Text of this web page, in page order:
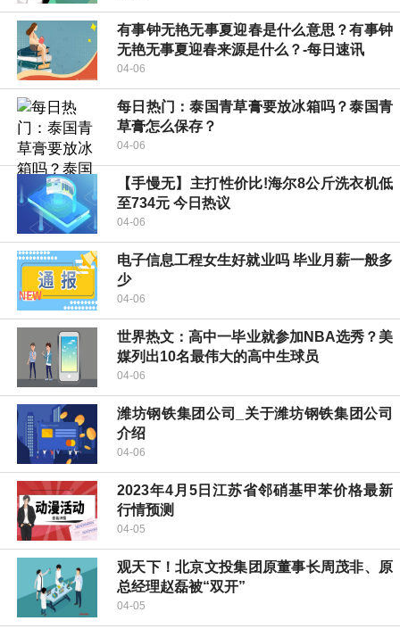
有事钟无艳无事夏迎春是什么意思？有事钟
无艳无事夏迎春来源是什么？-每日速讯
04-06
每日热门：泰国青草膏要放冰箱吗？泰国青
草膏怎么保存？
04-06
【手慢无】主打性价比!海尔8公斤洗衣机低
至734元 今日热议
04-06
电子信息工程女生好就业吗 毕业月薪一般多
少
04-06
世界热文：高中一毕业就参加NBA选秀？美
媒列出10名最伟大的高中生球员
04-06
潍坊钢铁集团公司_关于潍坊钢铁集团公司
介绍
04-06
2023年4月5日江苏省邻硝基甲苯价格最新
行情预测
04-05
观天下！北京文投集团原董事长周茂非、原
总经理赵磊被“双开”
04-05